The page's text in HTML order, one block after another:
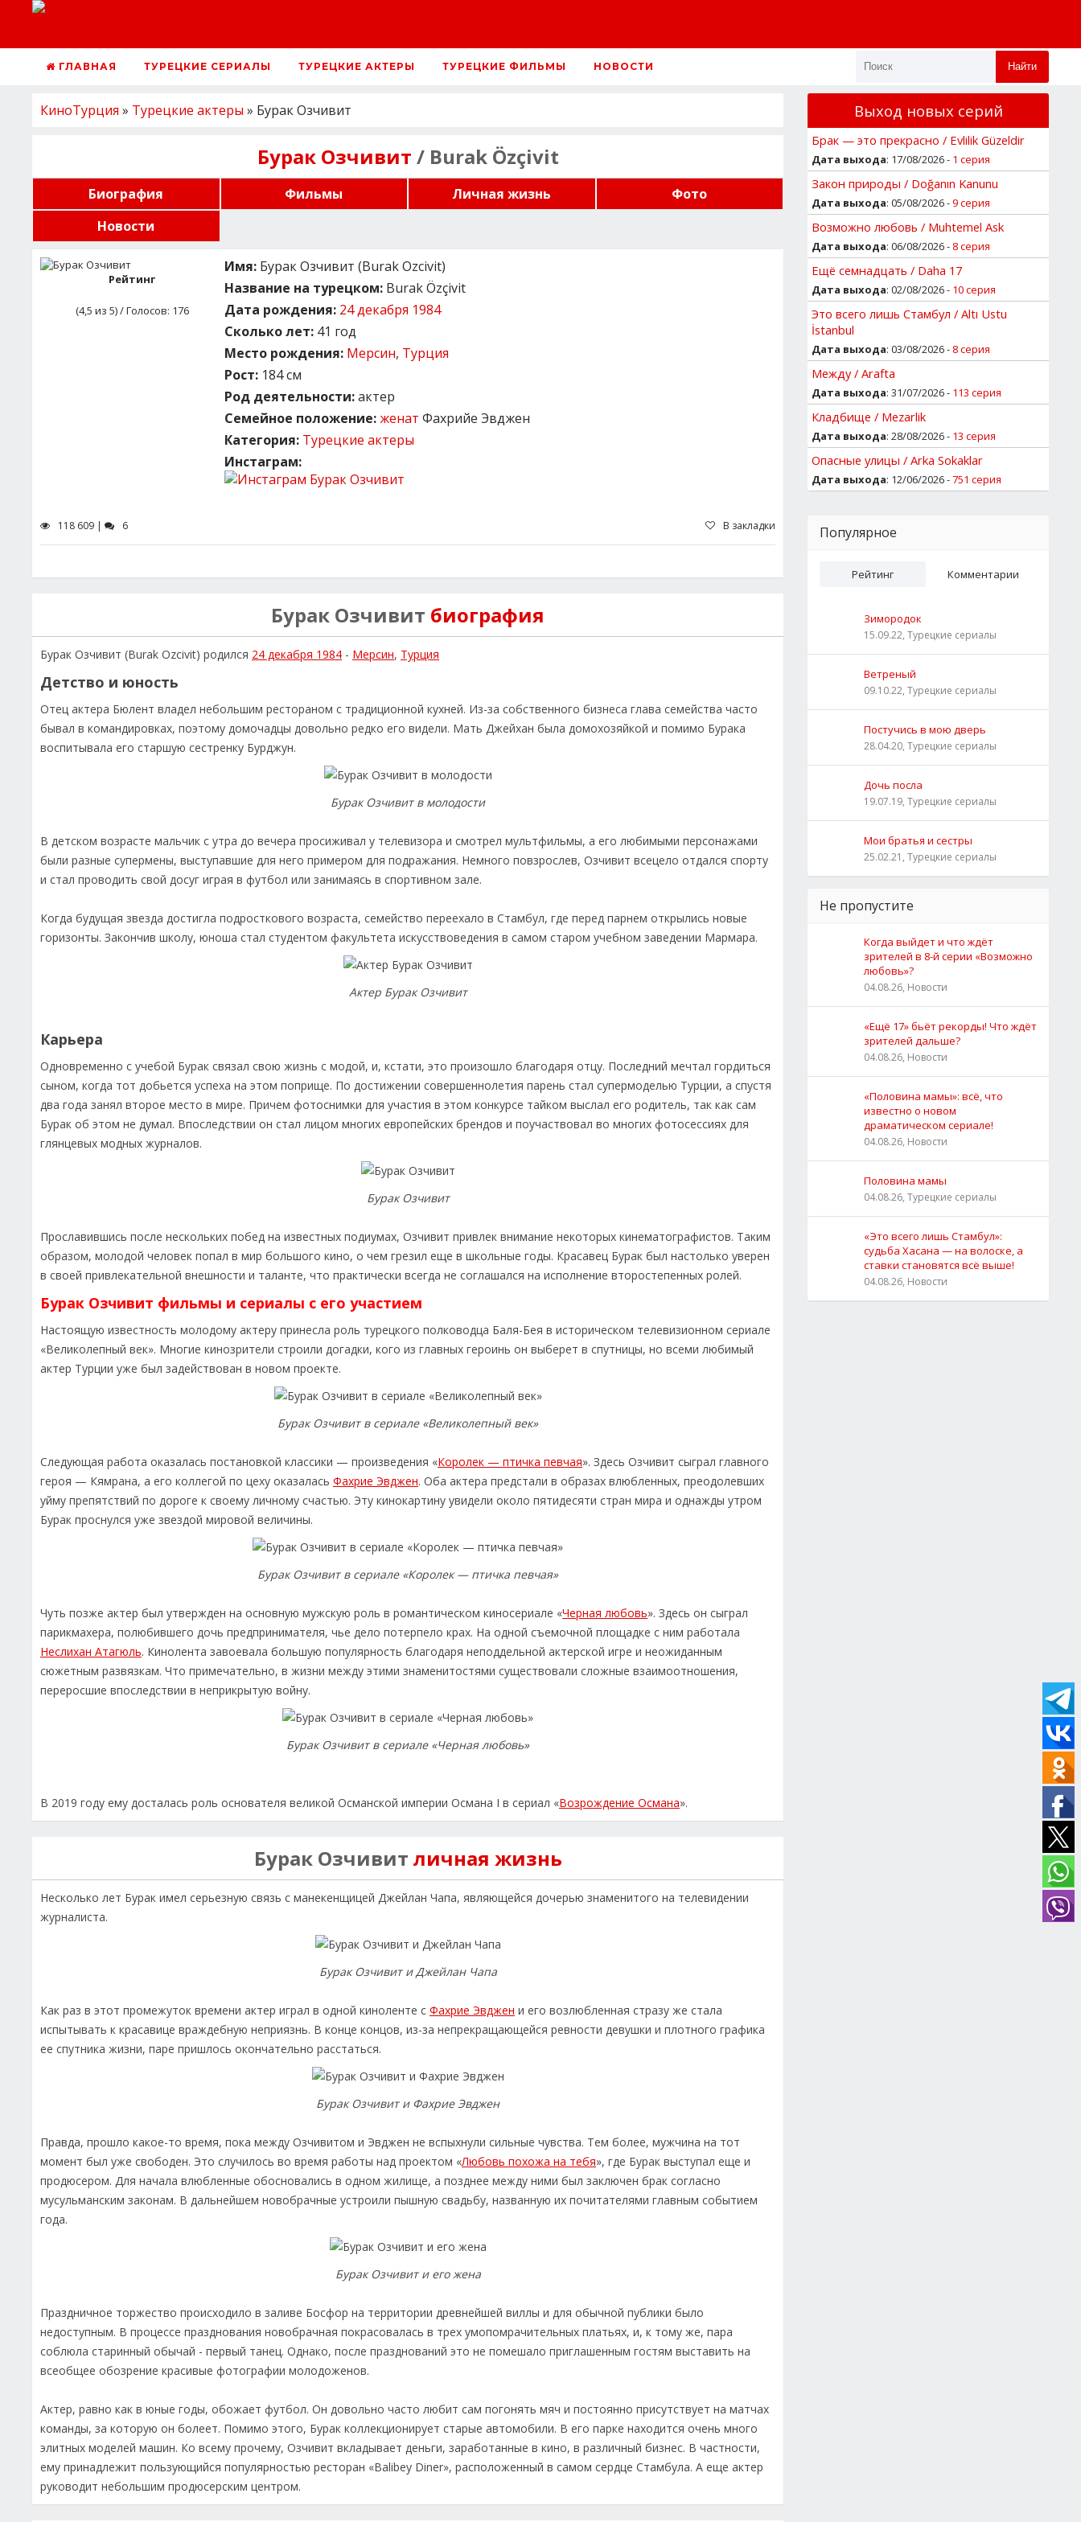
ГЛАВНАЯ ТУРЕЦКИЕ СЕРИАЛЫ ТУРЕЦКИЕ АКТЕРЫ ТУРЕЦКИЕ ФИЛЬМЫ НОВОСТИ Найти
КиноТурция » Турецкие актеры » Бурак Озчивит
Бурак Озчивит / Burak Özçivit
Биография Фильмы Личная жизнь
Фото
Новости
Рейтинг
(4,5 из 5) / Голосов: 176
Имя:Бурак Озчивит (Burak Ozсivit)
Название на турецком:Burak Özçivit
Дата рождения: 24 декабря 1984
Сколько лет:41 год
Место рождения: Мерсин, Турция
Рост:184 см
Род деятельности:актер
Семейное положение: женат Фахрийе Эвджен
Категория: Турецкие актеры
Инстаграм:
118 609 | 6 В закладки
Бурак Озчивит биография
Бурак Озчивит (Burak Ozсivit) родился 24 декабря 1984 - Мерсин, Турция
Детство и юность
Отец актера Бюлент владел небольшим рестораном с традиционной кухней. Из-за собственного бизнеса глава семейства часто
бывал в командировках, поэтому домочадцы довольно редко его видели. Мать Джейхан была домохозяйкой и помимо Бурака
воспитывала его старшую сестренку Бурджун.
Бурак Озчивит в молодости
В детском возрасте мальчик с утра до вечера просиживал у телевизора и смотрел мультфильмы, а его любимыми персонажами
были разные супермены, выступавшие для него примером для подражания. Немного повзрослев, Озчивит всецело отдался спорту
и стал проводить свой досуг играя в футбол или занимаясь в спортивном зале.
Когда будущая звезда достигла подросткового возраста, семейство переехало в Стамбул, где перед парнем открылись новые
горизонты. Закончив школу, юноша стал студентом факультета искусствоведения в самом старом учебном заведении Мармара.
Актер Бурак Озчивит
Карьера
Одновременно с учебой Бурак связал свою жизнь с модой, и, кстати, это произошло благодаря отцу. Последний мечтал гордиться
сыном, когда тот добьется успеха на этом поприще. По достижении совершеннолетия парень стал супермоделью Турции, а спустя
два года занял второе место в мире. Причем фотоснимки для участия в этом конкурсе тайком выслал его родитель, так как сам
Бурак об этом не думал. Впоследствии он стал лицом многих европейских брендов и поучаствовал во многих фотосессиях для
глянцевых модных журналов.
Бурак Озчивит
Прославившись после нескольких побед на известных подиумах, Озчивит привлек внимание некоторых кинематографистов. Таким
образом, молодой человек попал в мир большого кино, о чем грезил еще в школьные годы. Красавец Бурак был настолько уверен
в своей привлекательной внешности и таланте, что практически всегда не соглашался на исполнение второстепенных ролей.
Бурак Озчивит фильмы и сериалы с его участием
Настоящую известность молодому актеру принесла роль турецкого полководца Баля-Бея в историческом телевизионном сериале
«Великолепный век». Многие кинозрители строили догадки, кого из главных героинь он выберет в спутницы, но всеми любимый
актер Турции уже был задействован в новом проекте.
Бурак Озчивит в сериале «Великолепный век»
Следующая работа оказалась постановкой классики — произведения «Королек — птичка певчая». Здесь Озчивит сыграл главного
героя — Кямрана, а его коллегой по цеху оказалась Фахрие Эвджен. Оба актера предстали в образах влюбленных, преодолевших
уйму препятствий по дороге к своему личному счастью. Эту кинокартину увидели около пятидесяти стран мира и однажды утром
Бурак проснулся уже звездой мировой величины.
Бурак Озчивит в сериале «Королек — птичка певчая»
Чуть позже актер был утвержден на основную мужскую роль в романтическом киносериале «Черная любовь». Здесь он сыграл
парикмахера, полюбившего дочь предпринимателя, чье дело потерпело крах. На одной съемочной площадке с ним работала
Неслихан Атагюль. Кинолента завоевала большую популярность благодаря неподдельной актерской игре и неожиданным
сюжетным развязкам. Что примечательно, в жизни между этими знаменитостями существовали сложные взаимоотношения,
переросшие впоследствии в неприкрытую войну.
Бурак Озчивит в сериале «Черная любовь»
В 2019 году ему досталась роль основателя великой Османской империи Османа I в сериал «Возрождение Османа».
Бурак Озчивит личная жизнь
Несколько лет Бурак имел серьезную связь с манекенщицей Джейлан Чапа, являющейся дочерью знаменитого на телевидении
журналиста.
Бурак Озчивит и Джейлан Чапа
Как раз в этот промежуток времени актер играл в одной киноленте с Фахрие Эвджен и его возлюбленная стразу же стала
испытывать к красавице враждебную неприязнь. В конце концов, из-за непрекращающейся ревности девушки и плотного графика
ее спутника жизни, паре пришлось окончательно расстаться.
Бурак Озчивит и Фахрие Эвджен
Правда, прошло какое-то время, пока между Озчивитом и Эвджен не вспыхнули сильные чувства. Тем более, мужчина на тот
момент был уже свободен. Это случилось во время работы над проектом «Любовь похожа на тебя», где Бурак выступал еще и
продюсером. Для начала влюбленные обосновались в одном жилище, а позднее между ними был заключен брак согласно
мусульманским законам. В дальнейшем новобрачные устроили пышную свадьбу, названную их почитателями главным событием
года.
Бурак Озчивит и его жена
Праздничное торжество происходило в заливе Босфор на территории древнейшей виллы и для обычной публики было
недоступным. В процессе празднования новобрачная покрасовалась в трех умопомрачительных платьях, и, к тому же, пара
соблюла старинный обычай - первый танец. Однако, после празднований это не помешало приглашенным гостям выставить на
всеобщее обозрение красивые фотографии молодоженов.
Актер, равно как в юные годы, обожает футбол. Он довольно часто любит сам погонять мяч и постоянно присутствует на матчах
команды, за которую он болеет. Помимо этого, Бурак коллекционирует старые автомобили. В его парке находится очень много
элитных моделей машин. Ко всему прочему, Озчивит вкладывает деньги, заработанные в кино, в различный бизнес. В частности,
ему принадлежит пользующийся популярностью ресторан «Balibey Diner», расположенный в самом сердце Стамбула. А еще актер
руководит небольшим продюсерским центром.
Выход новых серий
Брак — это прекрасно / Evlilik Güzeldir
Дата выхода: 17/08/2026 - 1 серия
Закон природы / Doğanın Kanunu
Дата выхода: 05/08/2026 -9 серия
Возможно любовь / Muhtemel Ask
Дата выхода: 06/08/2026 - 8 серия
Ещё семнадцать / Daha 17
Дата выхода: 02/08/2026 - 10 серия
Это всего лишь Стамбул / Altı Ustu
İstanbul
Дата выхода: 03/08/2026 - 8 серия
Между / Arafta
Дата выхода: 31/07/2026 - 113 серия
Кладбище / Mezarlik
Дата выхода: 28/08/2026 - 13 серия
Опасные улицы / Arka Sokaklar
Дата выхода: 12/06/2026 -751 серия
Популярное
Рейтинг Комментарии
Зимородок
15.09.22, Турецкие сериалы
Ветреный
09.10.22, Турецкие сериалы
Постучись в мою дверь
28.04.20, Турецкие сериалы
Дочь посла
19.07.19, Турецкие сериалы
Мои братья и сестры
25.02.21, Турецкие сериалы
Не пропустите
Когда выйдет и что ждёт
зрителей в 8-й серии «Возможно
любовь»?
04.08.26, Новости
«Ещё 17» бьёт рекорды! Что ждёт
зрителей дальше?
04.08.26, Новости
«Половина мамы»: всё, что
известно о новом
драматическом сериале!
04.08.26, Новости
Половина мамы
04.08.26, Турецкие сериалы
«Это всего лишь Стамбул»:
судьба Хасана — на волоске, а
ставки становятся всё выше!
04.08.26, Новости